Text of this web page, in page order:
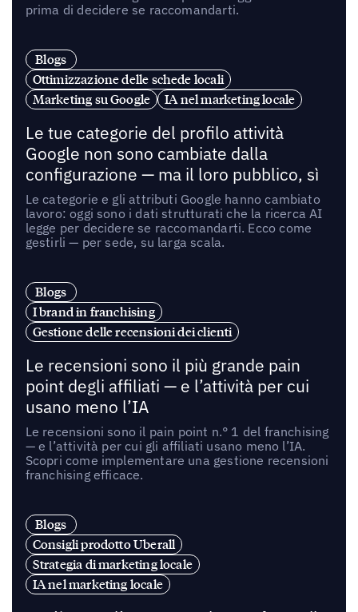
prima di decidere se raccomandarti.
Blogs
Ottimizzazione delle schede locali
Marketing su Google
IA nel marketing locale
Le tue categorie del profilo attività
Google non sono cambiate dalla
configurazione — ma il loro pubblico, sì
Le categorie e gli attributi Google hanno cambiato
lavoro: oggi sono i dati strutturati che la ricerca AI
legge per decidere se raccomandarti. Ecco come
gestirli — per sede, su larga scala.
Blogs
I brand in franchising
Gestione delle recensioni dei clienti
Le recensioni sono il più grande pain
point degli affiliati — e l’attività per cui
usano meno l’IA
Le recensioni sono il pain point n.° 1 del franchising
— e l’attività per cui gli affiliati usano meno l’IA.
Scopri come implementare una gestione recensioni
franchising efficace.
Blogs
Consigli prodotto Uberall
Strategia di marketing locale
IA nel marketing locale